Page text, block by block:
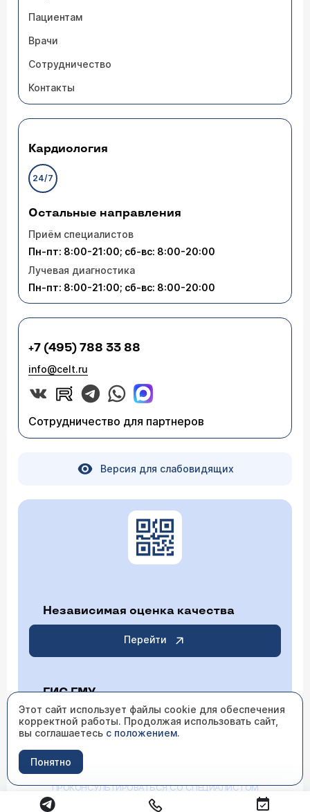
Пациентам
Врачи
Сотрудничество
Контакты
Кардиология
24/7
Остальные направления
Приём специалистов
Пн-пт: 8:00-21:00; сб-вс: 8:00-20:00
Лучевая диагностика
Пн-пт: 8:00-21:00; сб-вс: 8:00-20:00
+7 (495) 788 33 88
info@celt.ru
Сотрудничество для партнеров
Версия для слабовидящих
Независимая оценка качества
Перейти
ГИС ГМУ
Перейти
ИМЕЮТСЯ ПРОТИВОПОКАЗАНИЯ НЕОБХОДИМО
ПРОКОНСУЛЬТИРОВАТЬСЯ СО СПЕЦИАЛИСТОМ
Этот сайт использует файлы cookie для обеспечения
корректной работы. Продолжая использовать сайт,
вы соглашаетесь с положением.
Понятно